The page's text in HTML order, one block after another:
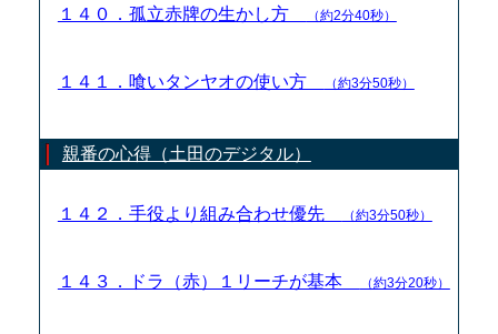
１４０．孤立赤牌の生かし方 （約2分40秒）
１４１．喰いタンヤオの使い方 （約3分50秒）
親番の心得（土田のデジタル）
１４２．手役より組み合わせ優先 （約3分50秒）
１４３．ドラ（赤）１リーチが基本 （約3分20秒）